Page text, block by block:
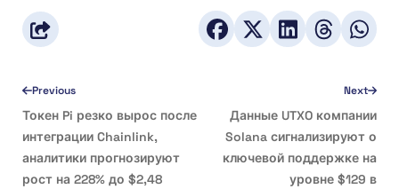
Previous
Токен Pi резко вырос после
интеграции Chainlink,
аналитики прогнозируют
рост на 228% до $2,48
Next
Данные UTXO компании
Solana сигнализируют о
ключевой поддержке на
уровне $129 в